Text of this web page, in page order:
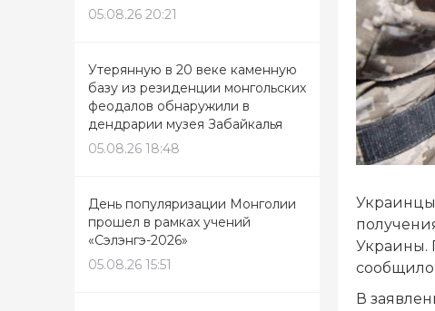
05.08.26 20:21
Утерянную в 20 веке каменную
базу из резиденции монгольских
феодалов обнаружили в
дендрарии музея Забайкалья
05.08.26 18:48
День популяризации Монголии
прошел в рамках учений
«Сэлэнгэ-2026»
05.08.26 15:51
Украины.
В